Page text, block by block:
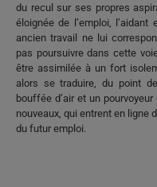
du recul sur ses propres
éloignée de l’emploi,
ancien travail ne lui
pas poursuivre dans cette
être assimilée à un fort
alors se traduire, du point
bouffée d’air et un
nouveaux, qui entrent en ligne
du futur emploi.